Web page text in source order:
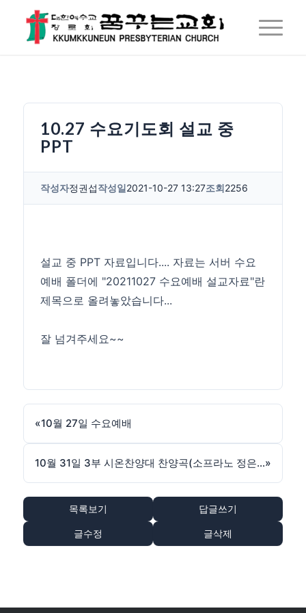
10.27 수요기도회 설교 중
PPT
작성자정권섭작성일2021-10-27 13:27조회2256
설교 중 PPT 자료입니다.... 자료는 서버 수요
예배 폴더에 "20211027 수요예배 설교자료"란
제목으로 올려놓았습니다...
잘 넘겨주세요~~
«10월 27일 수요예배
10월 31일 3부 시온찬양대 찬양곡(소프라노 정은희)»
목록보기 답글쓰기
글수정 글삭제